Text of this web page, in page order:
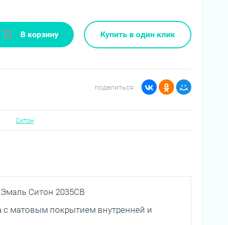
В корзину Купить в один клик
поделиться
Ситон
Ситон 2035СВ
с матовым покрытием внутренней и